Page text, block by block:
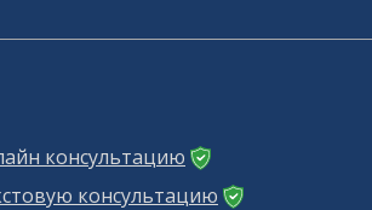
консультацию
консультацию